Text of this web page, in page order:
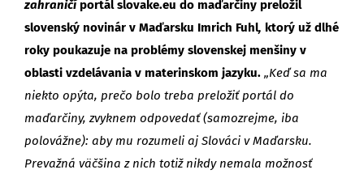
zahraničíportál slovake.eu do maďarčiny preložil
slovenský novinár v Maďarsku Imrich Fuhl, ktorý už dlhé
roky poukazuje na problémy slovenskej menšiny v
oblasti vzdelávania v materinskom jazyku. „Keď sa ma
niekto opýta, prečo bolo treba preložiť portál do
maďarčiny, zvyknem odpovedať (samozrejme, iba
polovážne): aby mu rozumeli aj Slováci v Maďarsku.
Prevažná väčšina z nich totiž nikdy nemala možnosť